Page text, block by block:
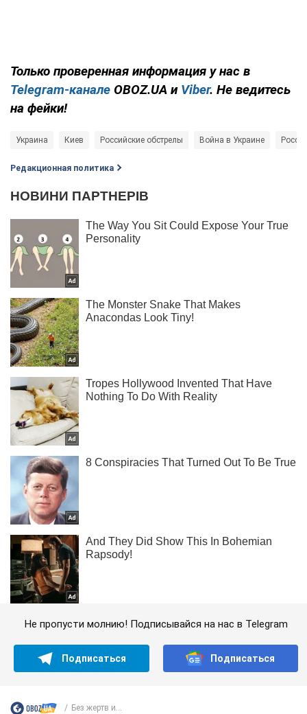
Только проверенная информация у нас в
Telegram-канале OBOZ.UA и Viber. Не ведитесь
на фейки!
Украина Киев Российские обстрелы Война в Украине
Редакционная политика
Не пропусти молнию! Подписывайся на нас в Telegram
Подписаться Подписаться
Без жертв и...